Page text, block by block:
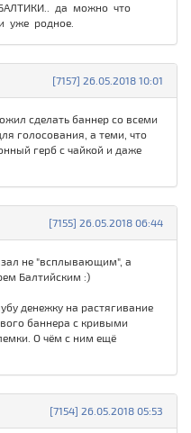
да можно что
уже родное.
[7157] 26.05.2018 10:01
сделать баннер со всеми
голосования, а теми, что
герб с чайкой и даже
[7155] 26.05.2018 06:44
не "всплывающим", а
Балтийским :)
денежку на растягивание
баннера с кривыми
О чём с ним ещё
[7154] 26.05.2018 05:53